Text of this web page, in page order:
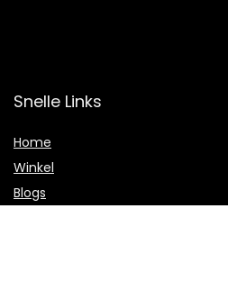
Snelle Links
Home
Winkel
Blogs